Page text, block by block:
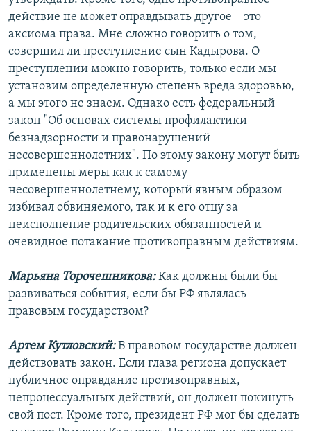
действие не может оправдывать другое – это
аксиома права. Мне сложно говорить о том,
совершил ли преступление сын Кадырова. О
преступлении можно говорить, только если мы
установим определенную степень вреда здоровью,
а мы этого не знаем. Однако есть федеральный
закон "Об основах системы профилактики
безнадзорности и правонарушений
несовершеннолетних". По этому закону могут быть
применены меры как к самому
несовершеннолетнему, который явным образом
избивал обвиняемого, так и к его отцу за
неисполнение родительских обязанностей и
очевидное потакание противоправным действиям.
Марьяна Торочешникова:Как должны были бы
развиваться события, если бы РФ являлась
правовым государством?
Артем Кутловский:В правовом государстве должен
действовать закон. Если глава региона допускает
публичное оправдание противоправных,
непроцессуальных действий, он должен покинуть
свой пост. Кроме того, президент РФ мог бы сделать